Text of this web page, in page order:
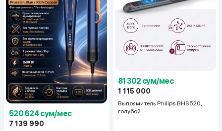
520 624 сум/мес
7 139 990
81 302 сум/мес
1 115 000
Выпрямитель Philips BHS520,
голубой